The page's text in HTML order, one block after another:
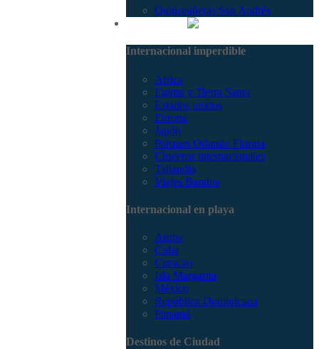
Quinceañeras San Andrés
Internacional imperdible
Africa
Egipto y Tierra Santa
Estados unidos
Europa
Japón
Parques Orlando Florida
Cruceros internacionales
Tailandia
Viajes Baratos
Internacional en playa
Aruba
Cuba
Curacao
Isla Margarita
México
República Dominicana
Panamá
Destinos de Ciudad